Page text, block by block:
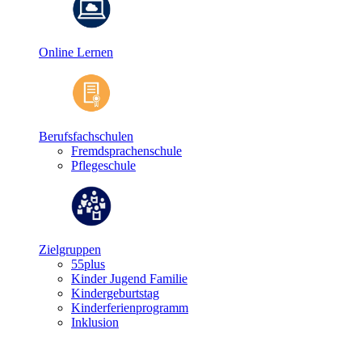
Online Lernen
Berufsfachschulen
Fremdsprachenschule
Pflegeschule
Zielgruppen
55plus
Kinder Jugend Familie
Kindergeburtstag
Kinderferienprogramm
Inklusion